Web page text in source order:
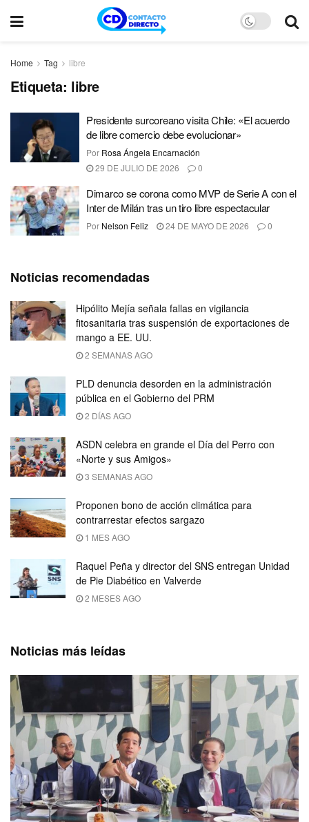
Home Tag libre
Etiqueta: libre
Presidente surcoreano visita Chile: «El acuerdo
de libre comercio debe evolucionar»
Por Rosa Ángela Encarnación
29 DE JULIO DE 2026
0
Dimarco se corona como MVP de Serie A con el
Inter de Milán tras un tiro libre espectacular
Por Nelson Feliz 24 DE MAYO DE 2026 0
Noticias recomendadas
Hipólito Mejía señala fallas en vigilancia
fitosanitaria tras suspensión de exportaciones de
mango a EE. UU.
2 SEMANAS AGO
PLD denuncia desorden en la administración
pública en el Gobierno del PRM
2 DÍAS AGO
ASDN celebra en grande el Día del Perro con
«Norte y sus Amigos»
3 SEMANAS AGO
Proponen bono de acción climática para
contrarrestar efectos sargazo
1 MES AGO
Raquel Peña y director del SNS entregan Unidad
de Pie Diabético en Valverde
2 MESES AGO
Noticias más leídas